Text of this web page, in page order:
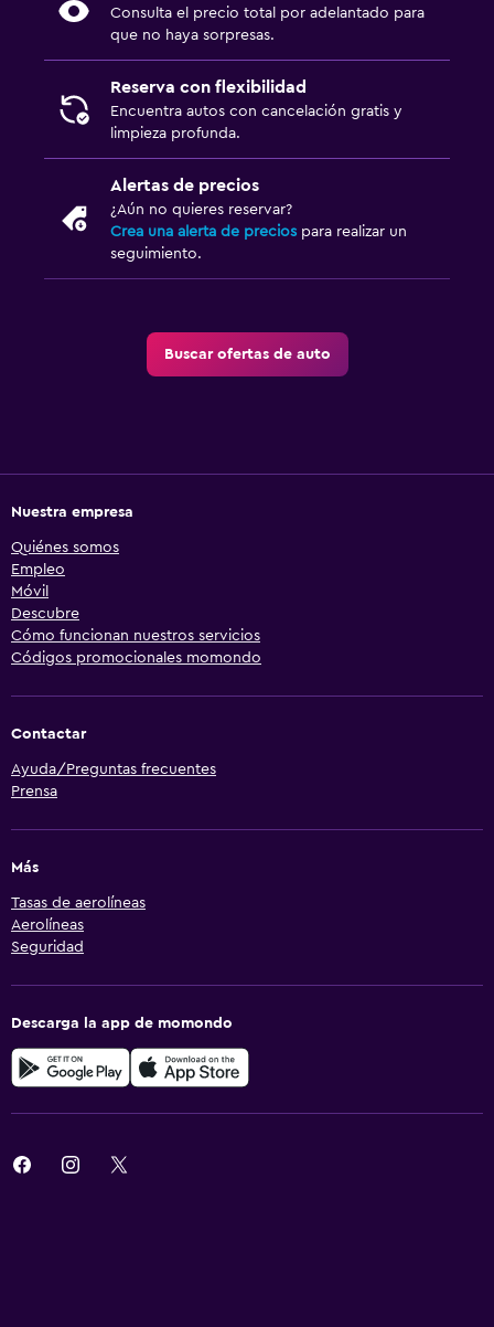
Consulta el precio total por adelantado para
que no haya sorpresas.
Reserva con flexibilidad
Encuentra autos con cancelación gratis y
limpieza profunda.
Alertas de precios
¿Aún no quieres reservar?
Crea una alerta de precios para realizar un
seguimiento.
Buscar ofertas de auto
Nuestra empresa
Quiénes somos
Empleo
Móvil
Descubre
Cómo funcionan nuestros servicios
Códigos promocionales momondo
Contactar
Ayuda/Preguntas frecuentes
Prensa
Más
Tasas de aerolíneas
Aerolíneas
Seguridad
Descarga la app de momondo